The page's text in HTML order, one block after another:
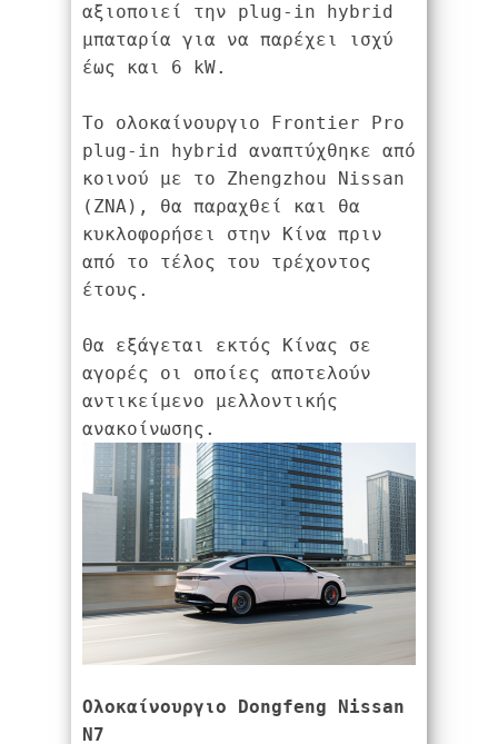
αξιοποιεί την plug-in hybrid
μπαταρία για να παρέχει ισχύ
έως και 6 kW.
Tο ολοκαίνουργιο Frontier Pro
plug-in hybrid αναπτύχθηκε από
κοινού με το Zhengzhou Nissan
(ZNA), θα παραχθεί και θα
κυκλοφορήσει στην Κίνα πριν
από το τέλος του τρέχοντος
έτους.
Θα εξάγεται εκτός Κίνας σε
αγορές οι οποίες αποτελούν
αντικείμενο μελλοντικής
ανακοίνωσης.
Ολοκαίνουργιο Dongfeng
Nissan
N7